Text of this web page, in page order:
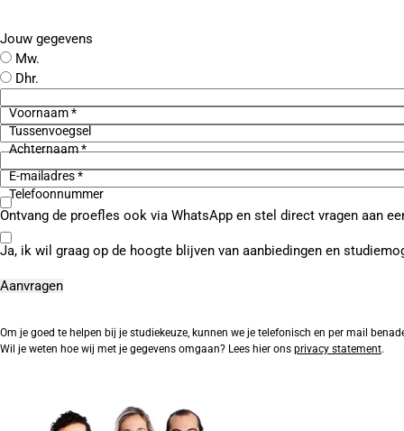
Jouw gegevens
Mw.
Dhr.
Voornaam *
Tussenvoegsel
Achternaam *
E-mailadres *
Telefoonnummer
Ontvang de proefles ook via WhatsApp en stel direct vragen aan
Ja, ik wil graag op de hoogte blijven van aanbiedingen en
Om je goed te helpen bij je studiekeuze, kunnen we je telefonisch en per mail
Wil je weten hoe wij met je gegevens omgaan? Lees hier ons privacy statement.